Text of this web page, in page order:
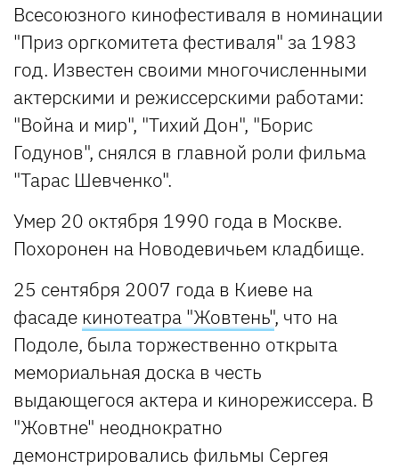
Всесоюзного кинофестиваля в номинации
"Приз оргкомитета фестиваля" за 1983
год. Известен своими многочисленными
актерскими и режиссерскими работами:
"Война и мир", "Тихий Дон", "Борис
Годунов", снялся в главной роли фильма
"Тарас Шевченко".
Умер 20 октября 1990 года в Москве.
Похоронен на Новодевичьем кладбище.
25 сентября 2007 года в Киеве на
фасаде кинотеатра "Жовтень", что на
Подоле, была торжественно открыта
мемориальная доска в честь
выдающегося актера и кинорежиссера. В
"Жовтне" неоднократно
демонстрировались фильмы Сергея